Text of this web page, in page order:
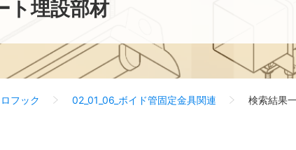
ト埋設部材
フック 02_01_06_ボイド管固定金具関連 検索結果